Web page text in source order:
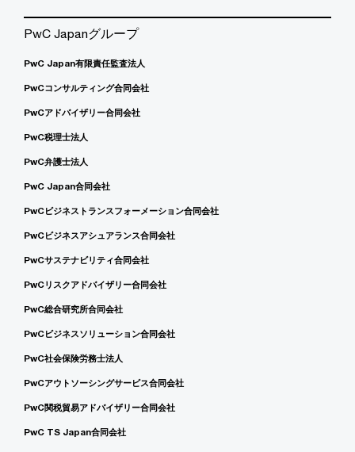
PwC Japanグループ
PwC Japan有限責任監査法人
PwCコンサルティング合同会社
PwCアドバイザリー合同会社
PwC税理士法人
PwC弁護士法人
PwC Japan合同会社
PwCビジネストランスフォーメーション合同会社
PwCビジネスアシュアランス合同会社
PwCサステナビリティ合同会社
PwCリスクアドバイザリー合同会社
PwC総合研究所合同会社
PwCビジネスソリューション合同会社
PwC社会保険労務士法人
PwCアウトソーシングサービス合同会社
PwC関税貿易アドバイザリー合同会社
PwC TS Japan合同会社